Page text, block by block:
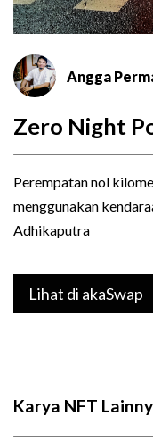
Angga
Zero Night
Perempatan nol
menggunakan
Adhikaputra
Lihat di akaSwap
Karya NFT